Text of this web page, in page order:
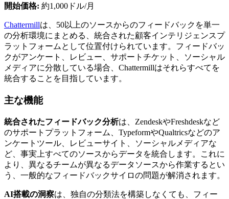
開始価格: 約1,000ドル/月
Chattermillは、50以上のソースからのフィードバックを単一
の分析環境にまとめる、統合された顧客インテリジェンスプ
ラットフォームとして位置付けられています。フィードバッ
クがアンケート、レビュー、サポートチケット、ソーシャル
メディアに分散している場合、Chattermillはそれらすべてを
統合することを目指しています。
主な機能
統合されたフィードバック分析は、ZendeskやFreshdeskなど
のサポートプラットフォーム、TypeformやQualtricsなどのア
ンケートツール、レビューサイト、ソーシャルメディアな
ど、事実上すべてのソースからデータを統合します。これに
より、異なるチームが異なるデータソースから作業するとい
う、一般的なフィードバックサイロの問題が解消されます。
AI搭載の洞察は、独自の分類法を構築しなくても、フィー